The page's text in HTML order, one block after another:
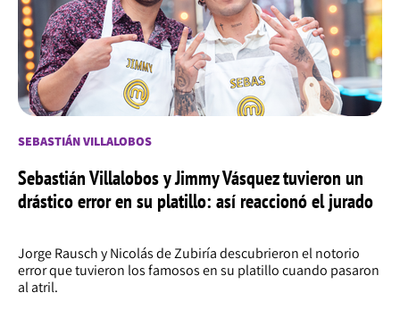
SEBASTIÁN VILLALOBOS
Sebastián Villalobos y Jimmy Vásquez tuvieron un
drástico error en su platillo: así reaccionó el jurado
Jorge Rausch y Nicolás de Zubiría descubrieron el notorio
error que tuvieron los famosos en su platillo cuando pasaron
al atril.